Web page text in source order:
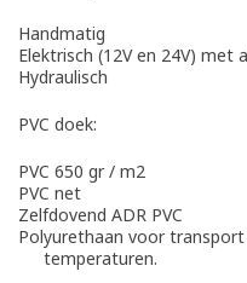
Handmatig
Elektrisch (12V en 24V) met
Hydraulisch
PVC doek:
PVC 650 gr / m2
PVC net
Zelfdovend ADR PVC
Polyurethaan voor
temperaturen.